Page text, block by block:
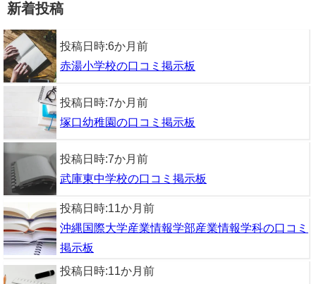
新着投稿
投稿日時:6か月前
赤湯小学校の口コミ掲示板
投稿日時:7か月前
塚口幼稚園の口コミ掲示板
投稿日時:7か月前
武庫東中学校の口コミ掲示板
投稿日時:11か月前
沖縄国際大学産業情報学部産業情報学科の口コミ
掲示板
投稿日時:11か月前